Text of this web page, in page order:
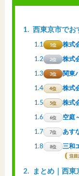
1 西東京市でお
1.1 1位 株式
1.2 2位 株式
1.3 3位 関東
1.4 4位 株式
1.5 5位 株式
1.6 6位 空庭
1.7 7位 あす
1.8 8位 三和
注
2
まとめ｜西